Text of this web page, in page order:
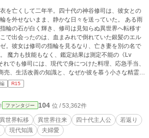
尚人（あさひ なおと）も加わり、ついに3人で迷
。 テイムした仲間のシルバー（シルバーウル
ニー（ハニービー）・フォレスト（迷宮タイガー）
楽しくダンジョン攻略中。 どこか気が抜けて心温
そんな冒険です。 残念ながら恋愛要素は皆無で
を亡くして二年半。四十代の神谷修司は、彼女との
を外せないまま、静かな日々を送っていた。 ある雨
輪の石が白く輝き、修司は見知らぬ異世界へ転移す
で出会ったのは、血まみれで倒れていた銀髪のエル
。彼女は修司の指輪を見るなり、亡き妻を別の名で
の《Lv
れでも修司には、現代で身につけた料理、応急手当、
売、生活改善の知識と、なぜか彼を慕う小さな精霊た
ら妻の足跡を追い、傷
々を助け、仲間と帰る場所を築いていく修司。やが
結衣の死に《精霊狩り》と呼ばれる者たちが関わっ
を忘れるためではない。妻を愛した記
て、もう一度前へ進むために。 これは、すべてを
思っていた男が、新しい家族と居場所を得て、時と
えた再会へ辿り着く物語。
R15
ファンタジー 104 位 / 53,362件
異世界転移 異世界往来 四十代主人公
若返り
現代知識 夫婦愛